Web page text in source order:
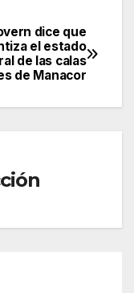
m
p
ar
tir
dice que
el estado
de las calas
de Manacor